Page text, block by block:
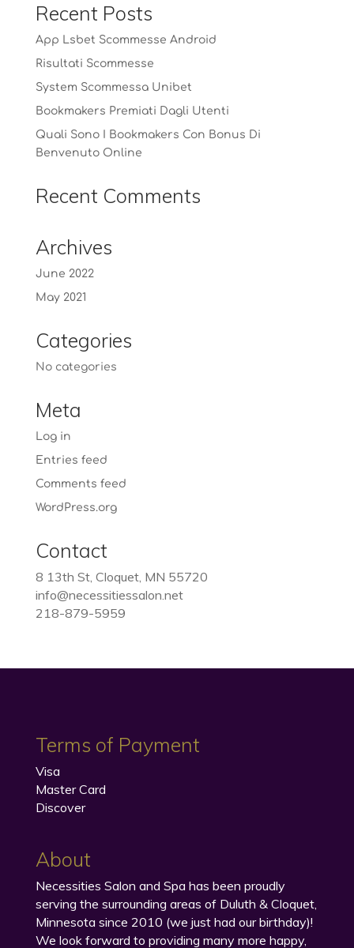
Recent Posts
App Lsbet Scommesse Android
Risultati Scommesse
System Scommessa Unibet
Bookmakers Premiati Dagli Utenti
Quali Sono I Bookmakers Con Bonus Di
Benvenuto Online
Recent Comments
Archives
June 2022
May 2021
Categories
No categories
Meta
Log in
Entries feed
Comments feed
WordPress.org
Contact
8 13th St, Cloquet, MN 55720
info@necessitiessalon.net
218-879-5959
Terms of Payment
Visa
Master Card
Discover
About
Necessities Salon and Spa has been proudly
serving the surrounding areas of Duluth & Cloquet,
Minnesota since 2010 (we just had our birthday)!
We look forward to providing many more happy,